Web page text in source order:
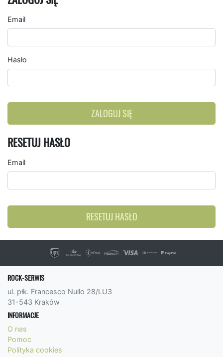
Email
Hasło
ZALOGUJ SIĘ
RESETUJ HASŁO
Email
RESETUJ HASŁO
ROCK-SERWIS
ul. płk. Francesco Nullo 28/LU3
31-543 Kraków
INFORMACJE
O nas
Pomoc
Polityka cookies